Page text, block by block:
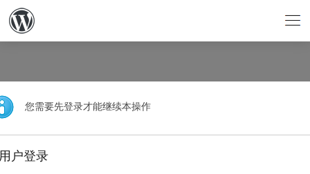
您需要先登录才能继续本操作
户登录